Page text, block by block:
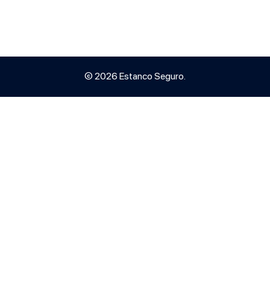
© 2026 Estanco Seguro.